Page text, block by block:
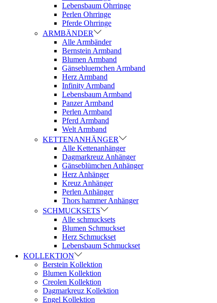
Lebensbaum Ohrringe
Perlen Ohrringe
Pferde Ohrringe
ARMBÄNDER
Alle Armbänder
Bernstein Armband
Blumen Armband
Gänsebluemchen Armband
Herz Armband
Infinity Armband
Lebensbaum Armband
Panzer Armband
Perlen Armband
Pferd Armband
Welt Armband
KETTENANHÄNGER
Alle Kettenanhänger
Dagmarkreuz Anhänger
Gänseblümchen Anhänger
Herz Anhänger
Kreuz Anhänger
Perlen Anhänger
Thors hammer Anhänger
SCHMUCKSETS
Alle schmucksets
Blumen Schmuckset
Herz Schmuckset
Lebensbaum Schmuckset
KOLLEKTION
Berstein Kollektion
Blumen Kollektion
Creolen Kollektion
Dagmarkreuz Kollektion
Engel Kollektion